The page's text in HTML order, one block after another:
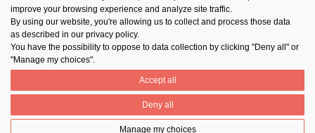
improve your browsing experience and analyze site traffic.
By using our website, you're allowing us to collect and process those data
as described in our privacy policy.
You have the possibility to oppose to data collection by clicking "Deny all" or
"Manage my choices".
Accept all
Deny all
Manage my choices